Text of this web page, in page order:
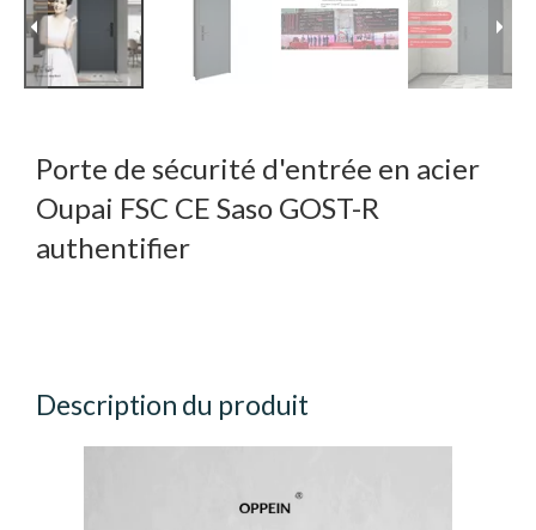
Porte de sécurité d'entrée en acier
Oupai FSC CE Saso GOST-R
authentifier
Description du produit